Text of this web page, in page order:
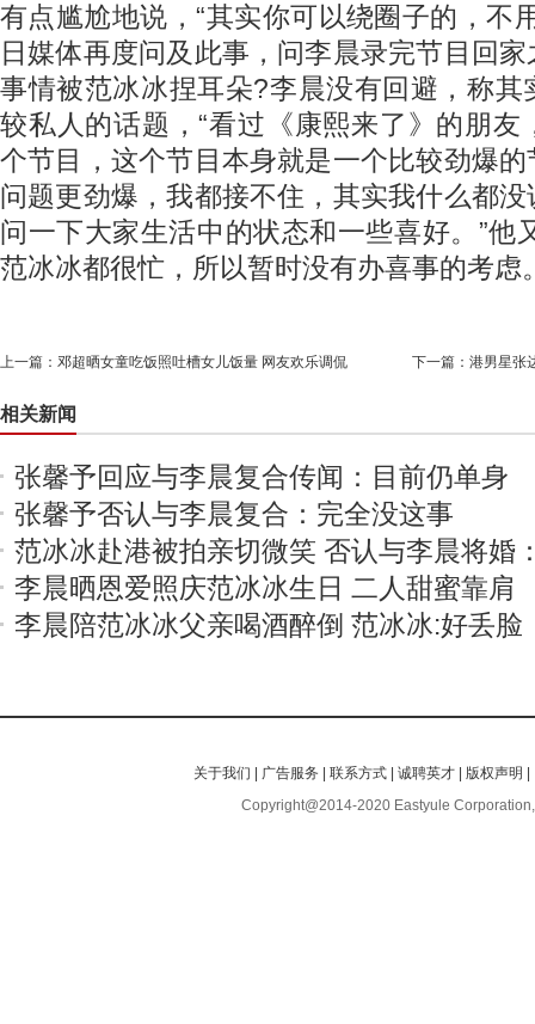
有点尴尬地说，“其实你可以绕圈子的，不
日媒体再度问及此事，问李晨录完节目回
事情被范冰冰捏耳朵?李晨没有回避，称其
较私人的话题，“看过《康熙来了》的朋友
个节目，这个节目本身就是一个比较劲爆
问题更劲爆，我都接不住，其实我什么都
问一下大家生活中的状态和一些喜好。”他
范冰冰都很忙，所以暂时没有办喜事的考虑
上一篇： 邓超晒女童吃饭照吐槽女儿饭量 网友欢乐调侃 下一篇： 港男星张
相关新闻
张馨予回应与李晨复合传闻：目前仍单身
张馨予否认与李晨复合：完全没这事
范冰冰赴港被拍亲切微笑 否认与李晨将婚
李晨晒恩爱照庆范冰冰生日 二人甜蜜靠肩
李晨陪范冰冰父亲喝酒醉倒 范冰冰:好丢脸
关于我们 广告服务 |联系方式 |诚聘英才 版权声明
Copyright@2014-2020 Eastyule